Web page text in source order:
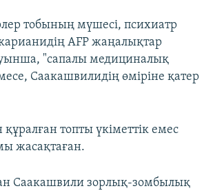
тобының мүшесі, психиатр
AFP жаңалықтар
"сапалы медициналық
Саакашвилидің өміріне қатер
құралған топты үкіметтік емес
жасақтаған.
Саакашвили зорлық-зомбылық